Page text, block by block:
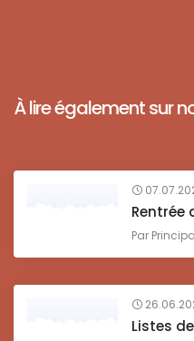
À lire également sur
Rentrée
Par
Listes